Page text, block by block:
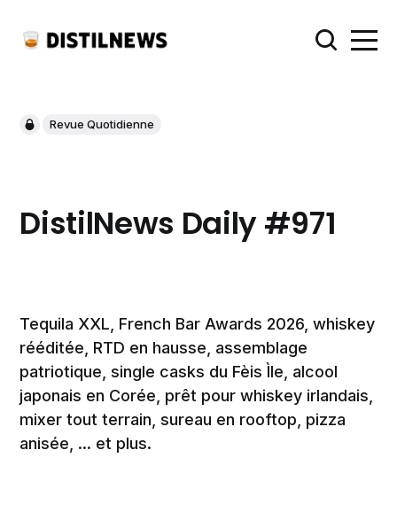
Revue Quotidienne
DistilNews Daily #971
Tequila XXL, French Bar Awards 2026, whiskey
rééditée, RTD en hausse, assemblage
patriotique, single casks du Fèis Ìle, alcool
japonais en Corée, prêt pour whiskey irlandais,
mixer tout terrain, sureau en rooftop, pizza
anisée, ... et plus.